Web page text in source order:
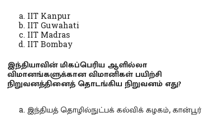
IIT Kanpur
IIT Guwahati
IIT Madras
IIT Bombay
இந்தியாவின் மிகப்பெரிய ஆளில்லா
விமானங்களுக்கான விமானிகள் பயிற்சி
நிறுவனத்தினைத் தொடங்கிய நிறுவனம் எது?
இந்தியத் தொழில்நுட்பக் கல்விக் கழகம், கான்பூர்